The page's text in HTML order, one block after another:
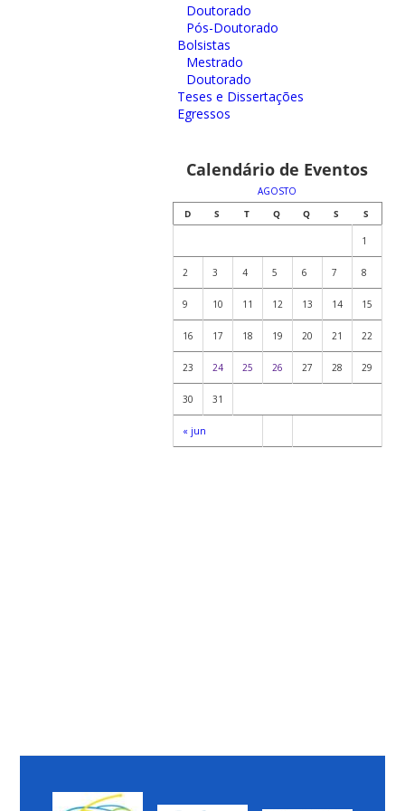
Doutorado
Pós-Doutorado
Bolsistas
Mestrado
Doutorado
Teses e Dissertações
Egressos
Calendário de Eventos
AGOSTO
D
S T Q Q S S
« jun
1
2 3 4 5 6 7 8
9 10 11 12 13 14 15
16 17 18 19 20 21 22
23 24 25 26 27 28 29
30 31